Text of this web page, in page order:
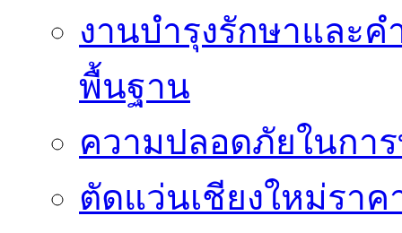
งานบำรุงรักษาและ
พื้นฐาน
ความปลอดภัยในการ
ตัดแว่นเชียงใหม่รา